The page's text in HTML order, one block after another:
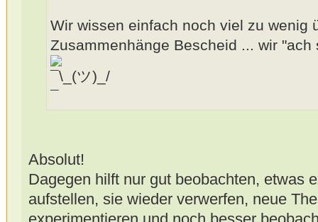
Wir wissen einfach noch viel zu wenig
Zusammenhänge Bescheid ... wir
Absolut!
Dagegen hilft nur gut beobachten, etwas
aufstellen, sie wieder verwerfen, neue